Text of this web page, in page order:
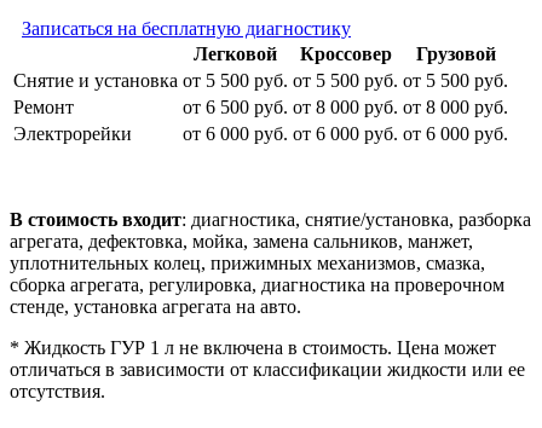
Записаться на бесплатную диагностику
Легковой
Кроссовер
Грузовой
Снятие и установка от 5 500 руб. от 5 500 руб. от 5 500 руб.
Ремонт
от 6 500 руб. от 8 000 руб. от 8 000 руб.
Электрорейки
от 6 000 руб. от 6 000 руб. от 6 000 руб.
В стоимость входит: диагностика, снятие/установка, разборка
агрегата, дефектовка, мойка, замена сальников, манжет,
уплотнительных колец, прижимных механизмов, смазка,
сборка агрегата, регулировка, диагностика на проверочном
стенде, установка агрегата на авто.
* Жидкость ГУР 1 л не включена в стоимость. Цена может
отличаться в зависимости от классификации жидкости или ее
отсутствия.